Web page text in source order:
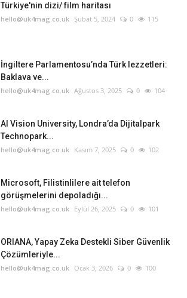
Türkiye'nin dizi/ film haritası
hello@uk4mag.co.uk Şubat 5, 2024 0 115
İngiltere Parlamentosu’nda Türk lezzetleri:
Baklava ve...
hello@uk4mag.co.uk Ağustos 3, 2025 0 104
AI Vision University, Londra’da Dijitalpark
Technopark...
hello@uk4mag.co.uk Kasım 7, 2025 0 102
Microsoft, Filistinlilere ait telefon
görüşmelerini depoladığı...
hello@uk4mag.co.uk Eylül 26, 2025 0 101
ORIANA, Yapay Zeka Destekli Siber Güvenlik
Çözümleriyle...
hello@uk4mag.co.uk Ocak 3, 2026 0 100